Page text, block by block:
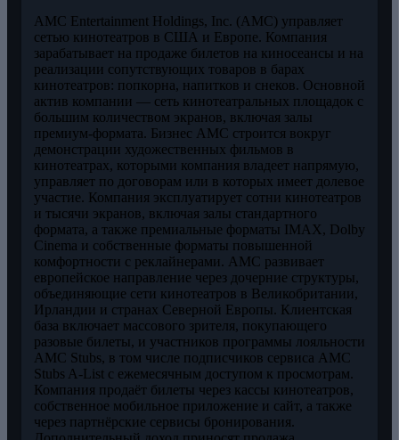
AMC Entertainment Holdings, Inc. (AMC) управляет
сетью кинотеатров в США и Европе. Компания
зарабатывает на продаже билетов на киносеансы и на
реализации сопутствующих товаров в барах
кинотеатров: попкорна, напитков и снеков. Основной
актив компании — сеть кинотеатральных площадок с
большим количеством экранов, включая залы
премиум-формата. Бизнес AMC строится вокруг
демонстрации художественных фильмов в
кинотеатрах, которыми компания владеет напрямую,
управляет по договорам или в которых имеет долевое
участие. Компания эксплуатирует сотни кинотеатров
и тысячи экранов, включая залы стандартного
формата, а также премиальные форматы IMAX, Dolby
Cinema и собственные форматы повышенной
комфортности с реклайнерами. AMC развивает
европейское направление через дочерние структуры,
объединяющие сети кинотеатров в Великобритании,
Ирландии и странах Северной Европы. Клиентская
база включает массового зрителя, покупающего
разовые билеты, и участников программы лояльности
AMC Stubs, в том числе подписчиков сервиса AMC
Stubs A-List с ежемесячным доступом к просмотрам.
Компания продаёт билеты через кассы кинотеатров,
собственное мобильное приложение и сайт, а также
через партнёрские сервисы бронирования.